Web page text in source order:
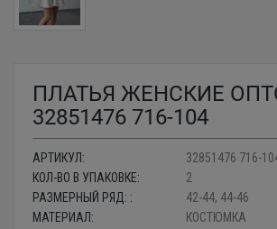
ПЛАТЬЯ ЖЕНСКИЕ
32851476 716-104
АРТИКУЛ:
32851476 716-
КОЛ-ВО В УПАКОВКЕ:
2
РАЗМЕРНЫЙ РЯД: :
42-44, 44-46
МАТЕРИАЛ:
КОСТЮМКА